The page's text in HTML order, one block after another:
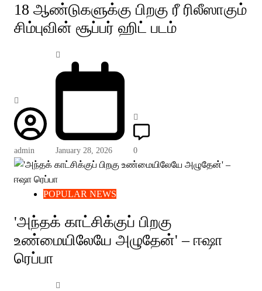
18 ஆண்டுகளுக்கு பிறகு ரீ ரிலீஸாகும்
சிம்புவின் சூப்பர் ஹிட் படம்
admin January 28, 2026 0
POPULAR NEWS
'அந்தக் காட்சிக்குப் பிறகு
உண்மையிலேயே அழுதேன்' – ஈஷா
ரெப்பா